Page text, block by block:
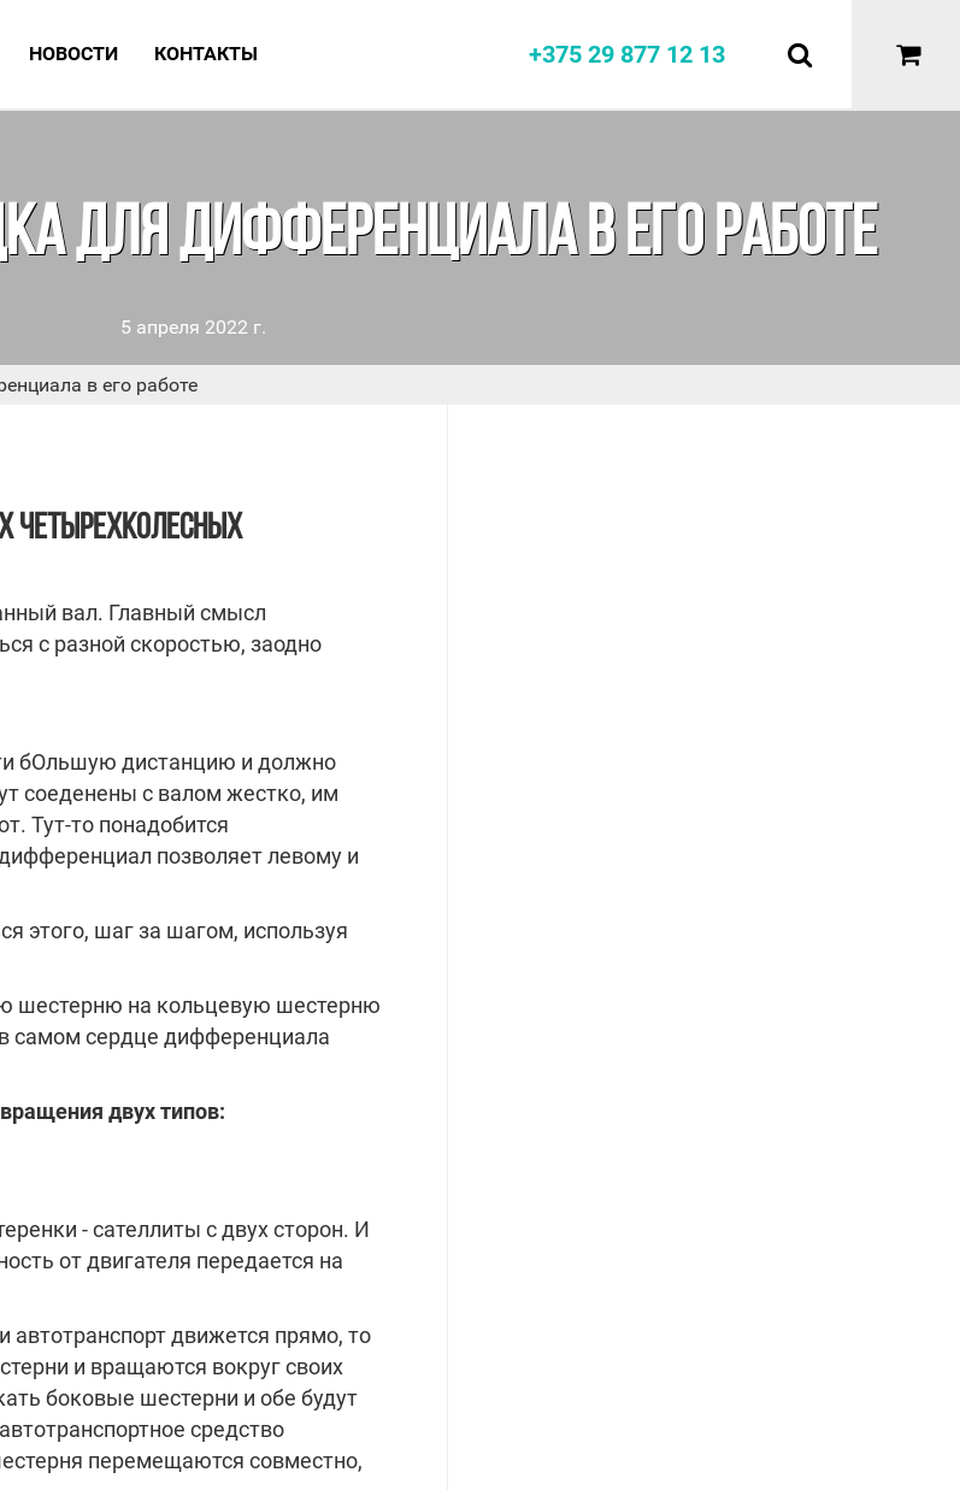
НОВОСТИ КОНТАКТЫ +375 29 877 12 13
ДЛЯ ДИФФЕРЕНЦИАЛА В ЕГО РАБОТЕ
5 апреля 2022 г.
в его работе
ЧЕТЫРЕХКОЛЕСНЫХ
вал. Главный смысл
с разной скоростью, заодно
бОльшую дистанцию и должно
соеденены с валом жестко, им
Тут-то понадобится
позволяет левому и
этого, шаг за шагом, используя
шестерню на кольцевую шестерню
самом сердце дифференциала
двух типов:
- сателлиты с двух сторон. И
от двигателя передается на
автотранспорт движется прямо, то
и вращаются вокруг своих
боковые шестерни и обе будут
средство
перемещаются совместно,
МАГАЗИН НЕ
РАБОТАЕТ
записаться на обслуживание
в нашу детейлинг студию